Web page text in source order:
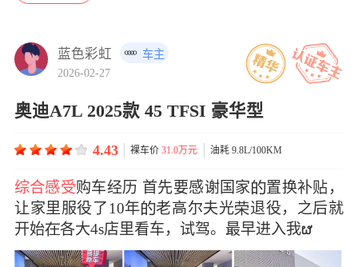
蓝色彩虹
车主
2026-02-27
奥迪A7L 2025款 45 TFSI 豪华型
4.43 裸车价31.0万元 油耗 9.8L/100KM
综合感受购车经历 首先要感谢国家置换补贴，
让家里服役了10年老高尔夫光退役，之后就
开始各大4s店里看车，试驾。最早进入我ຜ